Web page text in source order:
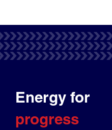
Energy for
progress